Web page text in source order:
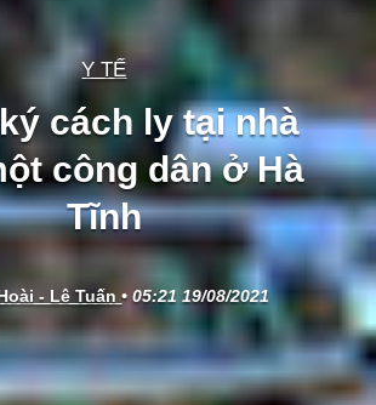
Y TẾ
cách ly tại nhà
công dân ở Hà
Tĩnh
- Lê Tuấn• 05:21 19/08/2021